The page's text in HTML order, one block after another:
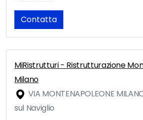
Contatta
MiRistrutturi - Ristrutturazione
Milano
VIA MONTENAPOLEONE
sul Naviglio